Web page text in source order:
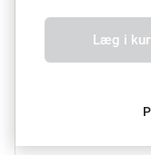
Læg i